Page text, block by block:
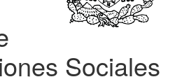
Sociales